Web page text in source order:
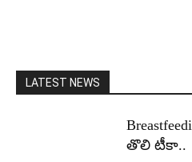
LATEST NEWS
తొలి టీకా..